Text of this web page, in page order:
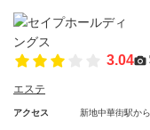
3.04
エステ
アクセス 新地中華街駅か